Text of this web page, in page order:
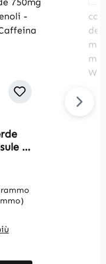
-